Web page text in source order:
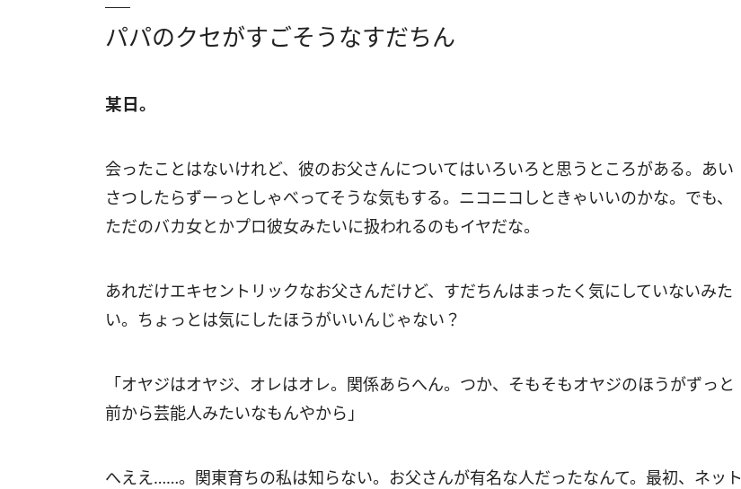
パパのクセがすごそうなすだちん
某日。
会ったことはないけれど、彼のお父さんについてはいろいろと思うところがある。あい
さつしたらずーっとしゃべってそうな気もする。ニコニコしときゃいいのかな。でも、
ただのバカ女とかプロ彼女みたいに扱われるのもイヤだな。
あれだけエキセントリックなお父さんだけど、すだちんはまったく気にしていないみた
い。ちょっとは気にしたほうがいいんじゃない？
「オヤジはオヤジ、オレはオレ。関係あらへん。つか、そもそもオヤジのほうがずっと
前から芸能人みたいなもんやから」
へええ……。関東育ちの私は知らない。お父さんが有名な人だったなんて。最初、ネット